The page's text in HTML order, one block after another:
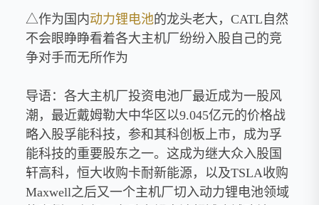
△作为国内动力锂电池的龙头老大，CATL自然
不会眼睁睁看着各大主机厂纷纷入股自己的竞
争对手而无所作为
导语：各大主机厂投资电池厂最近成为一股风
潮，最近戴姆勒大中华区以9.045亿元的价格战
略入股孚能科技，参和其科创板上市，成为孚
能科技的重要股东之一。这成为继大众入股国
轩高科，恒大收购卡耐新能源，以及TSLA收购
Maxwell之后又一个主机厂切入动力锂电池领域